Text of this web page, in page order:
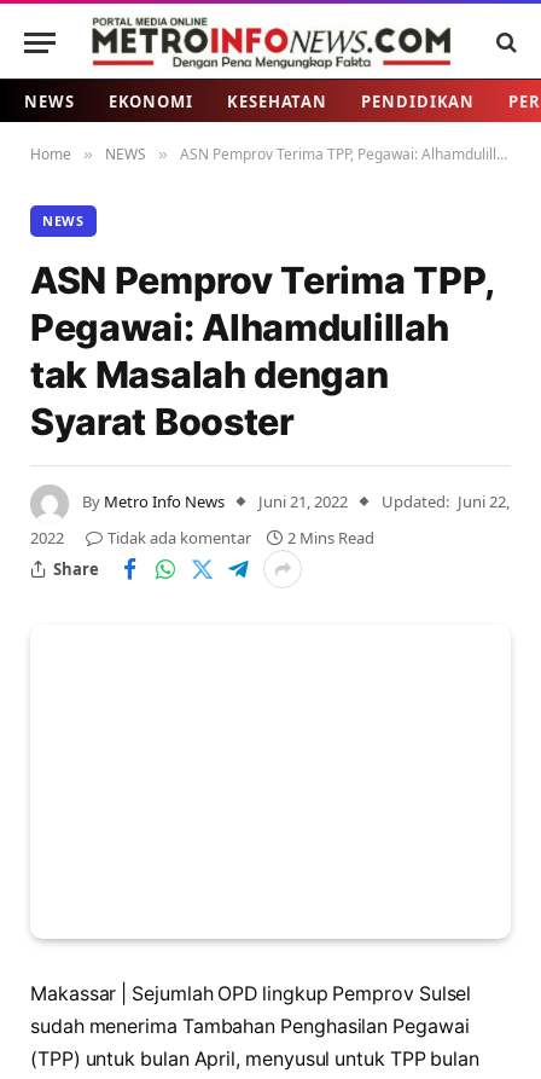
NEWS EKONOMI KESEHATAN PENDIDIKAN
Home » NEWS » ASN Pemprov Terima TPP, Pegawai: Alhamdulillah tak Masalah dengan Syarat Booster
NEWS
ASN Pemprov Terima TPP,
Pegawai: Alhamdulillah
tak Masalah dengan
Syarat Booster
By Metro Info News Juni 21, 2022 Updated: Juni 22,
2022
Tidak ada komentar
2 Mins Read
Share
Makassar | Sejumlah OPD lingkup Pemprov Sulsel
sudah menerima Tambahan Penghasilan Pegawai
(TPP) untuk bulan April, menyusul untuk TPP bulan